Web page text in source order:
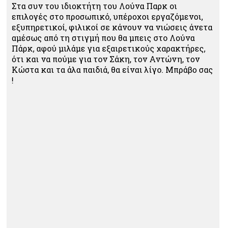
Στα συν του ιδιοκτήτη του Λούνα Παρκ οι
επιλογές στο προσωπικό, υπέροχοι εργαζόμενοι,
εξυπηρετικοί, φιλικοί σε κάνουν να νιώσεις άνετα
αμέσως από τη στιγμή που θα μπεις στο Λούνα
Πάρκ, αφού μιλάμε για εξαιρετικούς χαρακτήρες,
ότι και να πούμε για τον Σάκη, τον Αντώνη, τον
Κώστα και τα άλα παιδιά, θα είναι λίγο. Μπράβο σας
!